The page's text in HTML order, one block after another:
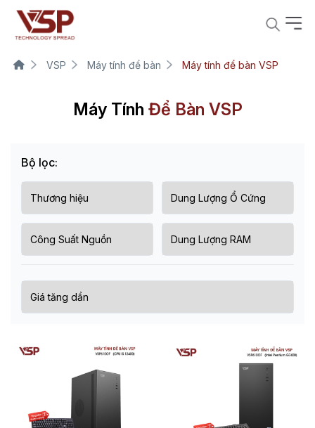
VSP Máy tính để bàn Máy tính để bàn VSP
Máy Tính Để Bàn VSP
Bộ lọc: